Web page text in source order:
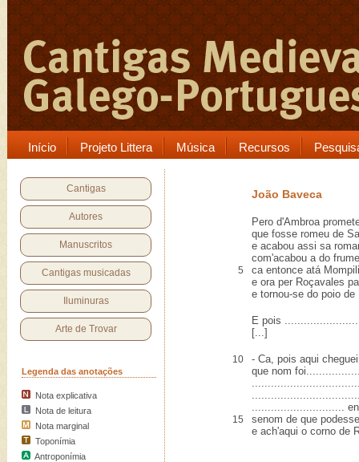
Início Projeto Littera Música Recursos
Cantigas
Autores
Manuscritos
Cantigas musicadas
Iluminuras
Arte de Trovar
Legenda das anotações
Nota explicativa
Nota de leitura
Nota marginal
Toponímia
Antroponímia
João Baveca
Pero d'Ambroa
que fosse romeu de
e acabou assi sa
com'acabou a do
5
ca entonce atá
e ora per Roçavales
e tornou-se do poio de
E pois
[...]
10
- Ca, pois aqui
que nom
.............................
15
senom de que
e ach'aqui o corno de